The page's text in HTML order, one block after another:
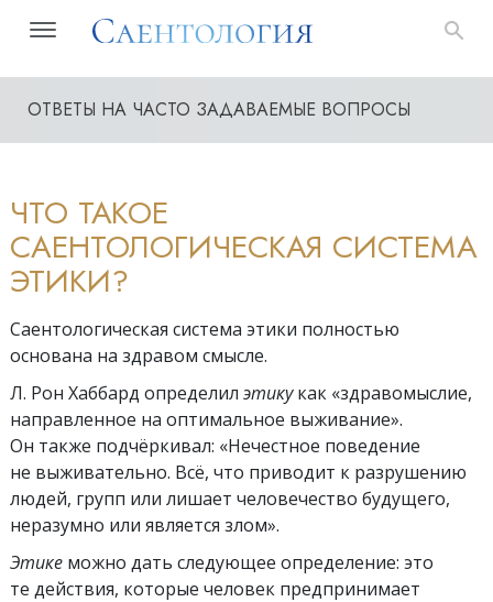
ОТВЕТЫ НА ЧАСТО ЗАДАВАЕМЫЕ ВОПРОСЫ
ЧТО ТАКОЕ
САЕНТОЛОГИЧЕСКАЯ СИСТЕМА
ЭТИКИ?
Саентологическая система этики полностью
основана на здравом смысле.
Л. Рон Хаббард определил этикукак «здравомыслие,
направленное на оптимальное выживание».
Он также подчёркивал: «Нечестное поведение
не выживательно. Всё, что приводит к разрушению
людей, групп или лишает человечество будущего,
неразумно или является злом».
Этике можно дать следующее определение: это
те действия, которые человек предпринимает